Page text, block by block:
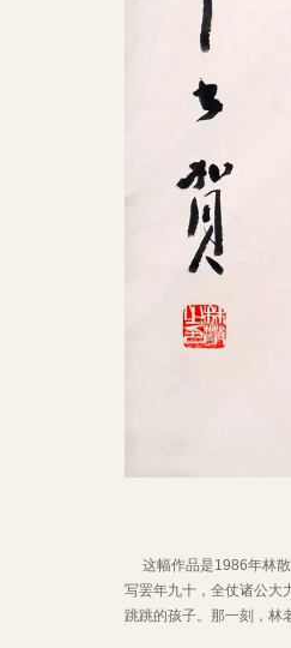
这幅作品是1986年林
写罢年九十，全仗诸公大
跳跳的孩子。那一刻，林